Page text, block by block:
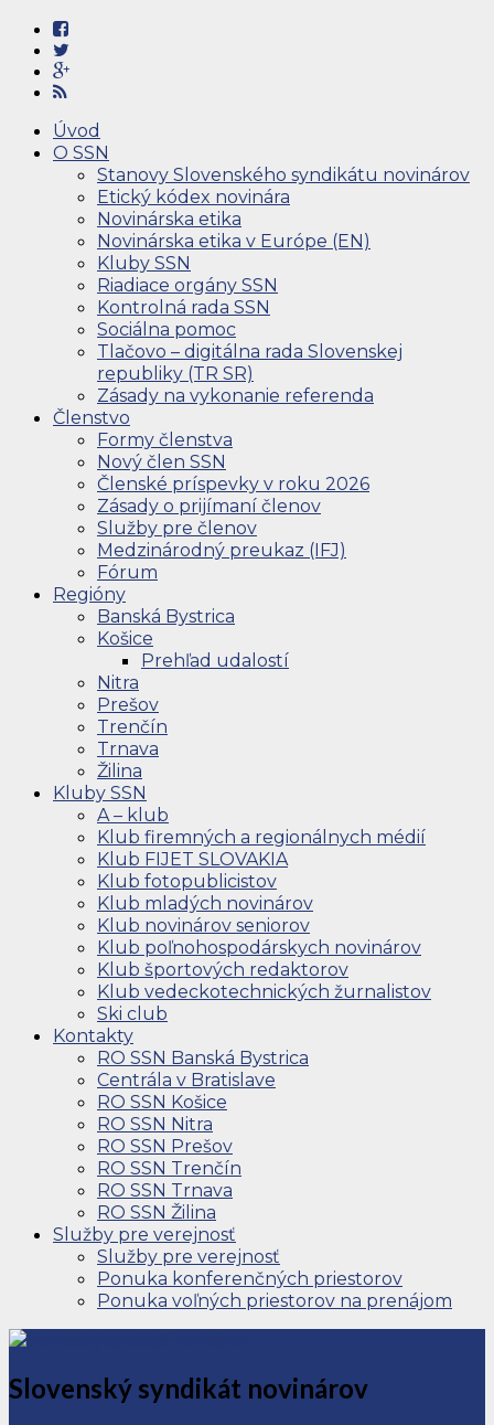
Úvod
O SSN
Stanovy Slovenského syndikátu novinárov
Etický kódex novinára
Novinárska etika
Novinárska etika v Európe (EN)
Kluby SSN
Riadiace orgány SSN
Kontrolná rada SSN
Sociálna pomoc
Tlačovo – digitálna rada Slovenskej
republiky (TR SR)
Zásady na vykonanie referenda
Členstvo
Formy členstva
Nový člen SSN
Členské príspevky v roku 2026
Zásady o prijímaní členov
Služby pre členov
Medzinárodný preukaz (IFJ)
Fórum
Regióny
Banská Bystrica
Košice
Prehľad udalostí
Nitra
Prešov
Trenčín
Trnava
Žilina
Kluby SSN
A – klub
Klub firemných a regionálnych médií
Klub FIJET SLOVAKIA
Klub fotopublicistov
Klub mladých novinárov
Klub novinárov seniorov
Klub poľnohospodárskych novinárov
Klub športových redaktorov
Klub vedeckotechnických žurnalistov
Ski club
Kontakty
RO SSN Banská Bystrica
Centrála v Bratislave
RO SSN Košice
RO SSN Nitra
RO SSN Prešov
RO SSN Trenčín
RO SSN Trnava
RO SSN Žilina
Služby pre verejnosť
Služby pre verejnosť
Ponuka konferenčných priestorov
Ponuka voľných priestorov na prenájom
Slovenský syndikát novinárov